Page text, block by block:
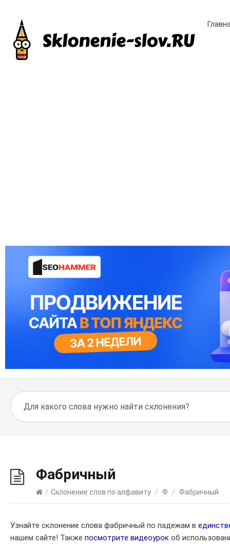
Фабричный
/ Склонение слов по алфавиту / Ф / Фабричный
Узнайте склонение слова фабричный по падежам в
нашем сайте! Также посмотрите видеоурок об